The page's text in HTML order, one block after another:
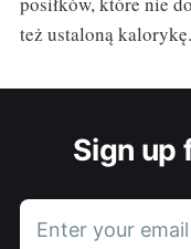
też ustaloną kalorykę.
Sign up
Enter your email